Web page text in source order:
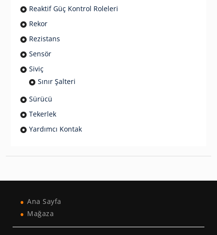
Reaktif Güç Kontrol Roleleri
Rekor
Rezistans
Sensör
Siviç
Sınır Şalteri
Sürücü
Tekerlek
Yardımcı Kontak
Ana Sayfa
Mağaza